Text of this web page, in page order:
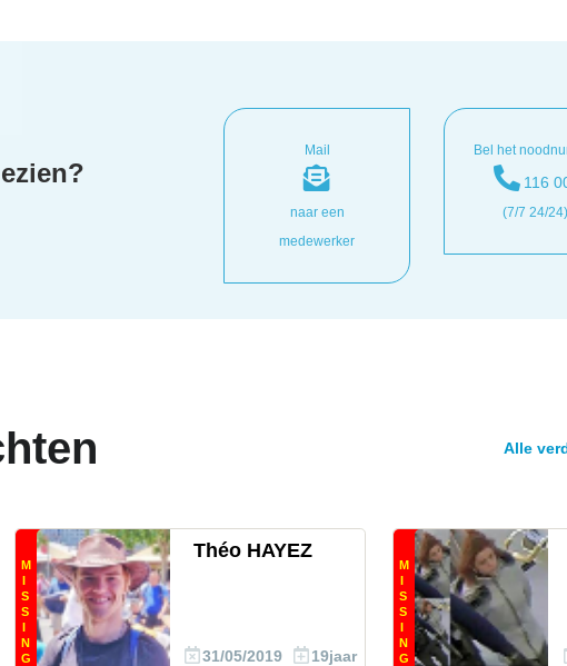
Mail
naar een
medewerker
Bel het
116
(7/7 24/
Alle
M
I
S
S
I
N
G
Théo HAYEZ
31/05/2019
19jaar
M
I
S
S
I
N
G